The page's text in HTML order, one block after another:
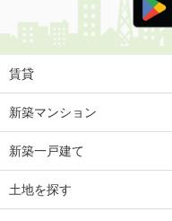
賃貸
新築マンション
新築一戸建て
土地を探す